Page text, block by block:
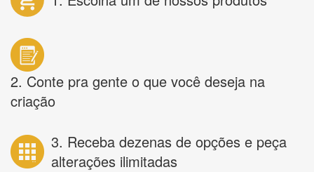
2. Conte pra gente o que você deseja na
criação
3. Receba dezenas de opções e peça
alterações ilimitadas